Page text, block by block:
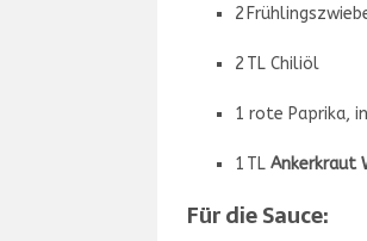
2
2 TL Chiliöl
1 rote Paprika,
1 TL Ankerkraut
Für die Sauce: